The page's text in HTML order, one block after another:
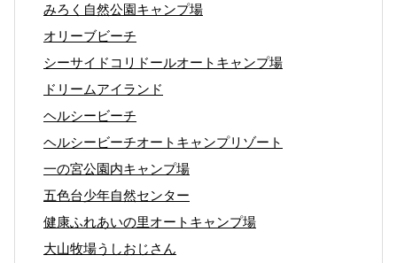
みろく自然公園キャンプ場
オリーブビーチ
シーサイドコリドールオートキャンプ場
ドリームアイランド
ヘルシービーチ
ヘルシービーチオートキャンプリゾート
一の宮公園内キャンプ場
五色台少年自然センター
健康ふれあいの里オートキャンプ場
大山牧場うしおじさん